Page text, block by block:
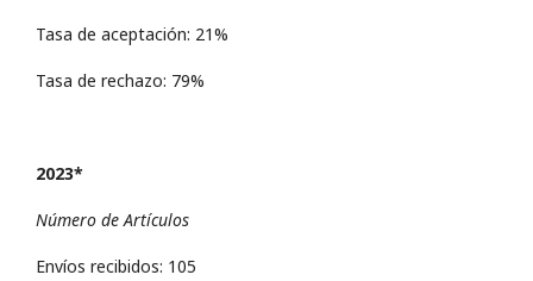
Tasa de aceptación: 21%
Tasa de rechazo: 79%
2023*
Número de Artículos
Envíos recibidos: 105